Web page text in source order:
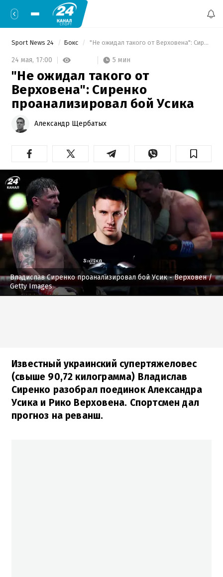
Sport News 24 Бокс "Не ожидал такого от Верховена": Сиренко проанализировал бой Усика
24 мая, 17:00 5 мин
"Не ожидал такого от
Верховена": Сиренко
проанализировал бой Усика
Александр Щербатых
Владислав Сиренко проанализировал бой Усик - Верховен/
Getty Images
Известный украинский супертяжеловес
(свыше 90,72 килограмма) Владислав
Сиренко разобрал поединок Александра
Усика и Рико Верховена. Спортсмен дал
прогноз на реванш.